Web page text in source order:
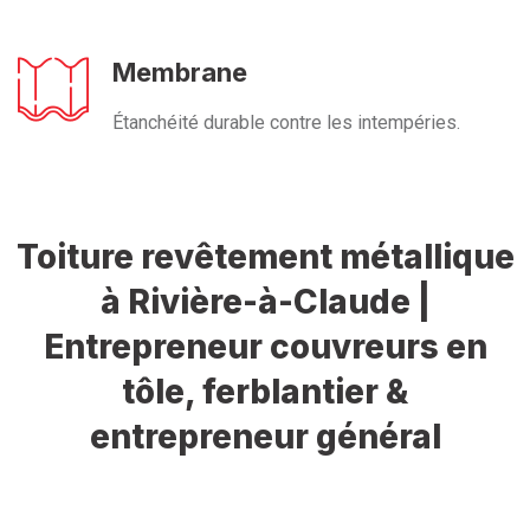
Membrane
Étanchéité durable contre les intempéries.
Toiture revêtement métallique
à Rivière-à-Claude |
Entrepreneur couvreurs en
tôle, ferblantier &
entrepreneur général